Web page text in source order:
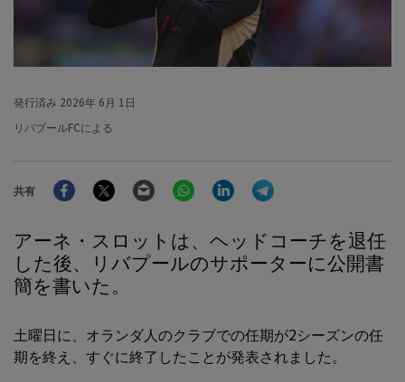
発行済み 2026年 6月 1日
リバプールFCによる
共有
FacebookTwitter Email WhatsAppLinkedIn
アーネ・スロットは、ヘッドコーチを退任
した後、リバプールのサポーターに公開書
簡を書いた。
土曜日に、オランダ人のクラブでの任期が2シーズンの任
期を終え、すぐに終了したことが発表されました。